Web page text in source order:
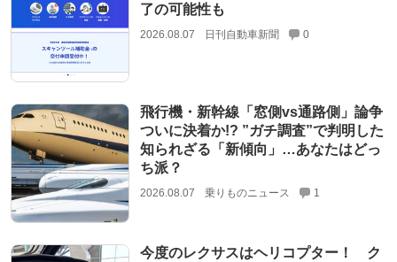
了の可能性も
2026.08.07 日刊自動車新聞 0
飛行機・新幹線「窓側vs通路側」論争
ついに決着か!? ”ガチ調査”で判明した
知られざる「新傾向」…あなたはどっ
ち派？
2026.08.07 乗りものニュース 1
今度のレクサスはヘリコプター！ ク